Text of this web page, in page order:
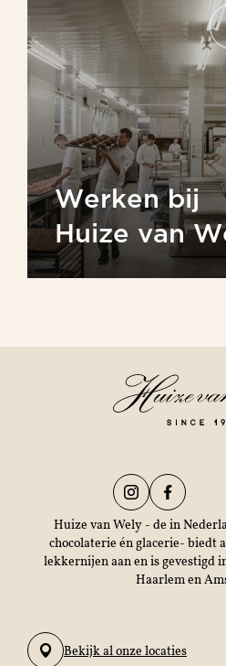
Werken bij
Huize van
Huize van Wely - de in
chocolaterie én glacerie- biedt
lekkernijen aan en is gevestigd
Haarlem en
Bekijk al onze locaties